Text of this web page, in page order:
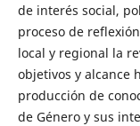
de interés social,
proceso de
local y regional la
objetivos y alcance
producción de
de Género y sus